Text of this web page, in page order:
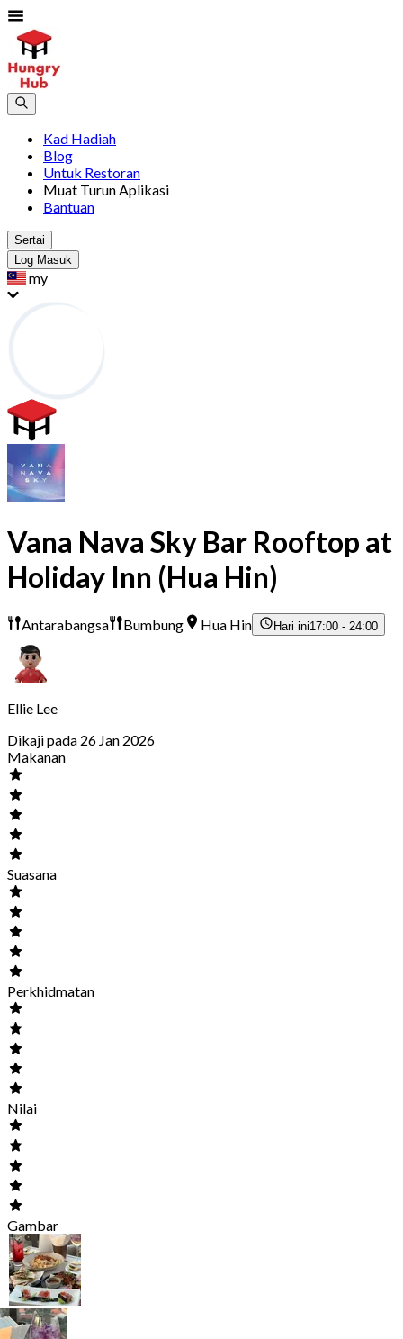
Kad Hadiah
Blog
Untuk Restoran
Muat Turun Aplikasi
Bantuan
Sertai
Log Masuk
my
Vana Nava Sky Bar Rooftop at
Holiday Inn (Hua Hin)
Antarabangsa Bumbung Hua Hin Hari ini17:00 - 24:00
Ellie Lee
Dikaji pada 26 Jan 2026
Makanan
Suasana
Perkhidmatan
Nilai
Gambar